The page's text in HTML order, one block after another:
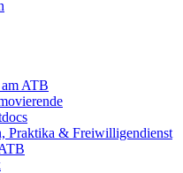
ATB
Praktika & Freiwilligendienst